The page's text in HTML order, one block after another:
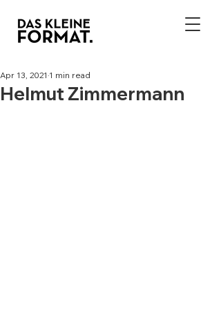
Helmut Zimmermann
Apr 13, 2021 1 min read